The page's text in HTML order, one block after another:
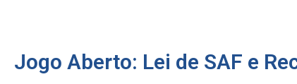
Jogo Aberto: Lei de SAF e